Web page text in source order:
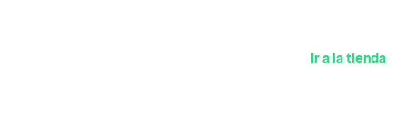
Ir a la tienda